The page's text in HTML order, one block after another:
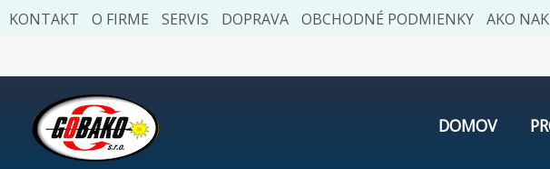
KONTAKT O FIRME SERVIS DOPRAVA OBCHODNÉ PODMIENKY AKO
DOMOV